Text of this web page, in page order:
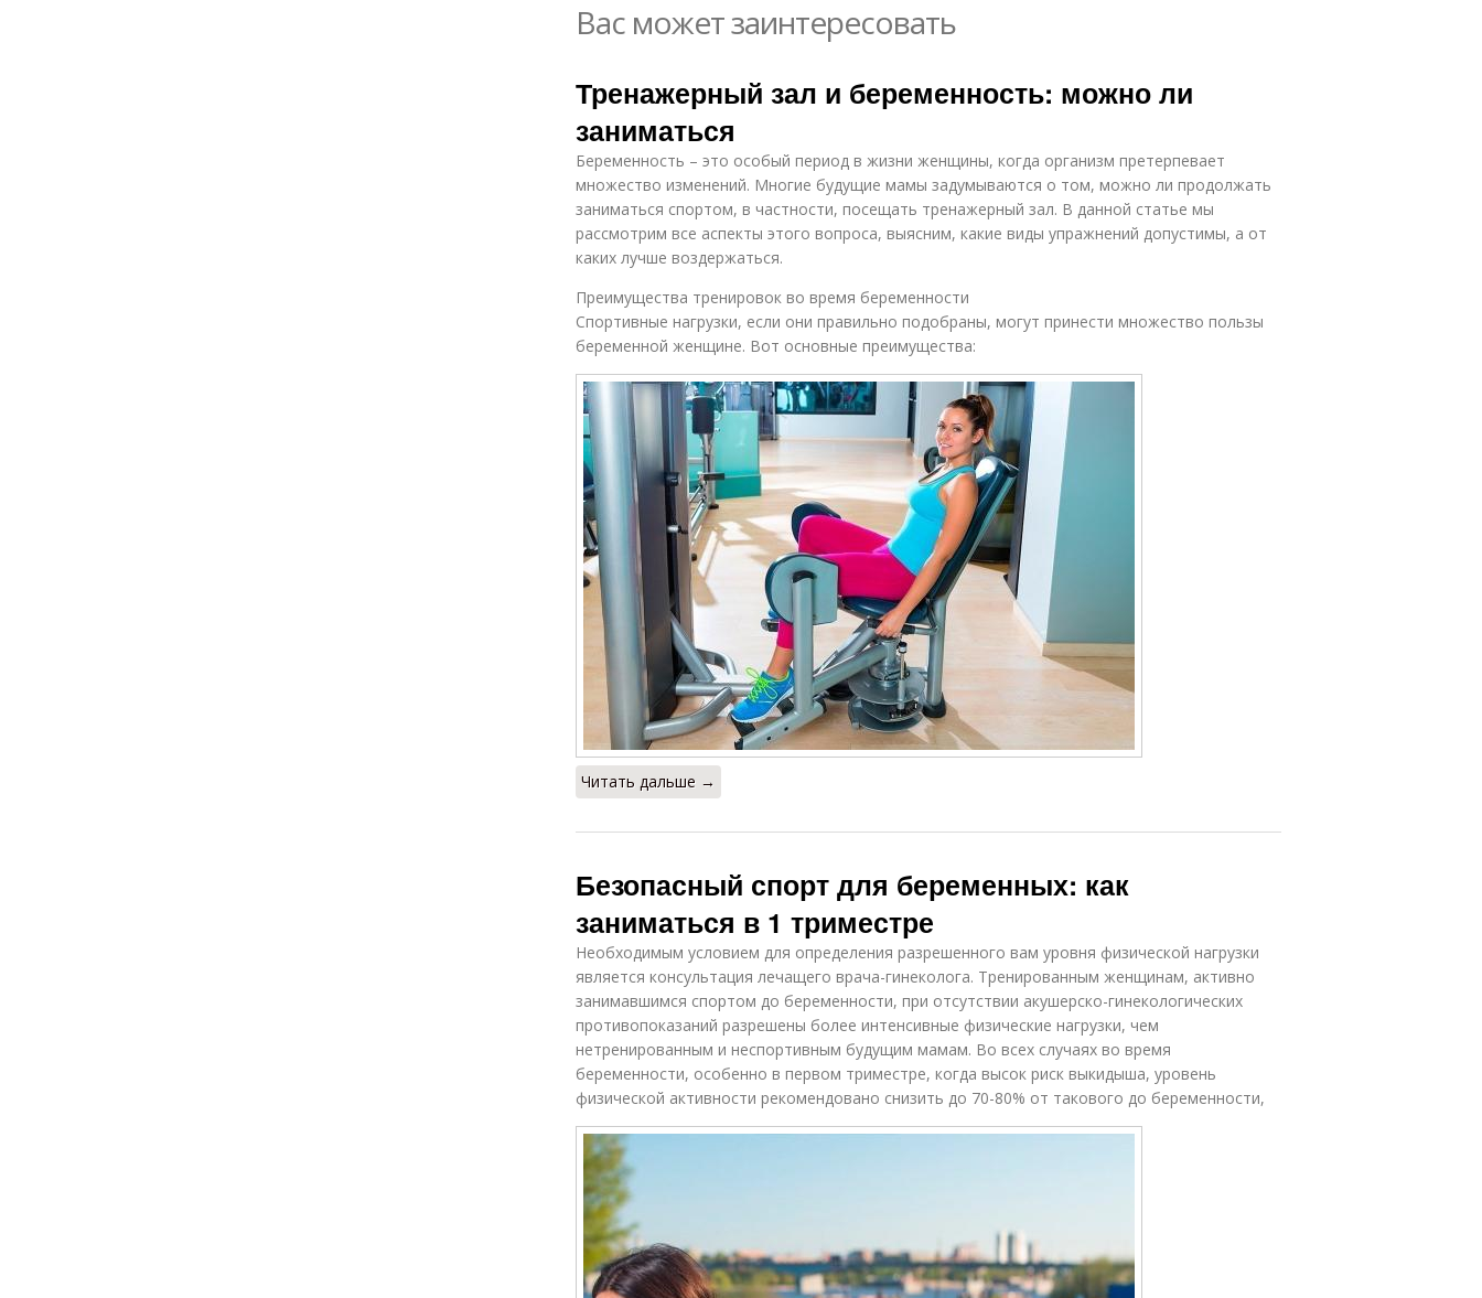
Вас может заинтересовать
Тренажерный зал и беременность: можно ли
заниматься
Беременность – это особый период в жизни женщины, когда организм претерпевает
множество изменений. Многие будущие мамы задумываются о том, можно ли продолжать
заниматься спортом, в частности, посещать тренажерный зал. В данной статье мы
рассмотрим все аспекты этого вопроса, выясним, какие виды упражнений допустимы, а от
каких лучше воздержаться.
Преимущества тренировок во время беременности
Спортивные нагрузки, если они правильно подобраны, могут принести множество пользы
беременной женщине. Вот основные преимущества:
Читать дальше →
Безопасный спорт для беременных: как
заниматься в 1 триместре
Необходимым условием для определения разрешенного вам уровня физической нагрузки
является консультация лечащего врача-гинеколога. Тренированным женщинам, активно
занимавшимся спортом до беременности, при отсутствии акушерско-гинекологических
противопоказаний разрешены более интенсивные физические нагрузки, чем
нетренированным и неспортивным будущим мамам. Во всех случаях во время
беременности, особенно в первом триместре, когда высок риск выкидыша, уровень
физической активности рекомендовано снизить до 70-80% от такового до беременности,